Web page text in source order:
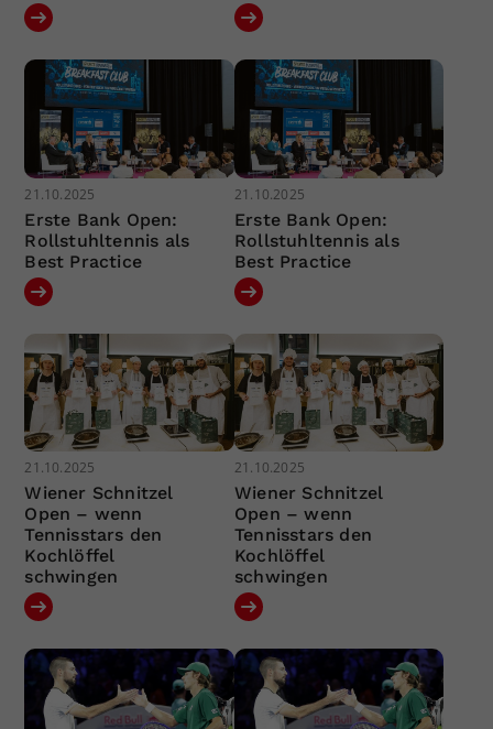
21.10.2025
Erste Bank Open:
Rollstuhltennis als
Best Practice
21.10.2025
Erste Bank Open:
Rollstuhltennis als
Best Practice
21.10.2025
Wiener Schnitzel
Open – wenn
Tennisstars den
Kochlöffel
schwingen
21.10.2025
Wiener Schnitzel
Open – wenn
Tennisstars den
Kochlöffel
schwingen